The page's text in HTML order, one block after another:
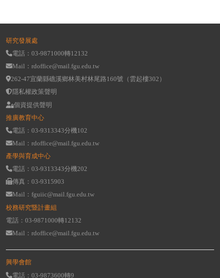
研究發展處
電話：03-9871000轉12132
Mail：rdoffice@mail.fgu.edu.tw
262-47宜蘭縣礁溪鄉林美村林尾路160號（雲起樓302）
隱私權政策聲明
個資提供聲明
推廣教育中心
電話：03-9313343分機102
Mail：rdoffice@mail.fgu.edu.tw
產學與育成中心
電話：03-9313343分機202
傳真：03-9315903
Mail：fguiic@mail.fgu.edu.tw
校務研究暨計畫組
電話：03-9871000轉12132
Mail：rdoffice@mail.fgu.edu.tw
興學會館
電話：03-9873600轉9